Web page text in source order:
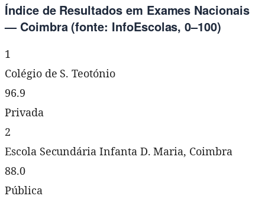
Índice de Resultados em Exames Nacionais
— Coimbra (fonte: InfoEscolas, 0–100)
1
Colégio de S. Teotónio
96.9
Privada
2
Escola Secundária Infanta D. Maria, Coimbra
88.0
Pública